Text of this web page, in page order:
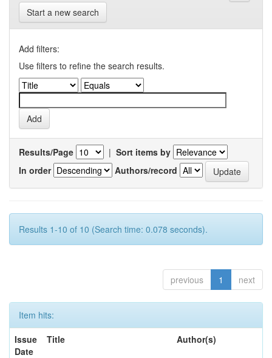
Start a new search
Add filters:
Use filters to refine the search results.
Results/Page | Sort items by
In order
Authors/record
Results 1-10 of 10 (Search time: 0.078 seconds).
previous 1 next
Item hits:
Issue
Date
Title Author(s)